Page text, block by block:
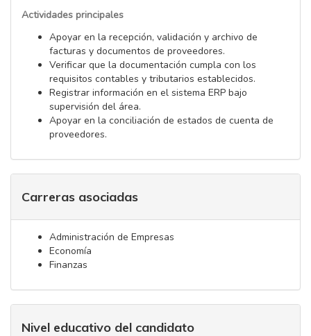
Actividades principales
Apoyar en la recepción, validación y archivo de
facturas y documentos de proveedores.
Verificar que la documentación cumpla con los
requisitos contables y tributarios establecidos.
Registrar información en el sistema ERP bajo
supervisión del área.
Apoyar en la conciliación de estados de cuenta de
proveedores.
Carreras asociadas
Administración de Empresas
Economía
Finanzas
Nivel educativo del candidato